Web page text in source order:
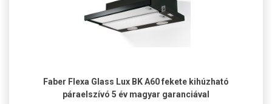
Faber Flexa Glass Lux BK A60 fekete kihúzható
páraelszívó 5 év magyar garanciával